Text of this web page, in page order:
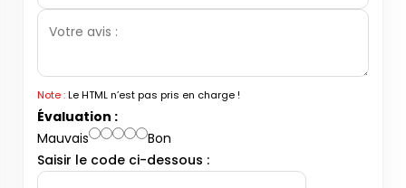
Note :Le HTML n’est pas pris en charge !
Évaluation :
Mauvais
Bon
Saisir le code ci-dessous :